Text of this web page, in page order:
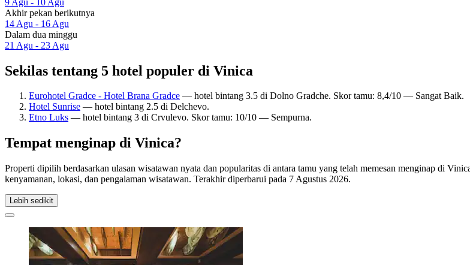
Akhir pekan berikutnya
14 Agu - 16 Agu
Dalam dua minggu
21 Agu - 23 Agu
Sekilas tentang 5 hotel populer di Vinica
Eurohotel Gradce - Hotel Brana Gradce — hotel bintang 3.5 di Dolno Gradche. Skor tamu: 8,4/10 — Sangat Baik.
Hotel Sunrise — hotel bintang 2.5 di Delchevo.
Etno Luks — hotel bintang 3 di Crvulevo. Skor tamu: 10/10 — Sempurna.
Tempat menginap di Vinica?
Properti dipilih berdasarkan ulasan wisatawan nyata dan popularitas di antara tamu yang telah memesan menginap di
kenyamanan, lokasi, dan pengalaman wisatawan. Terakhir diperbarui pada 7 Agustus 2026.
Lebih sedikit